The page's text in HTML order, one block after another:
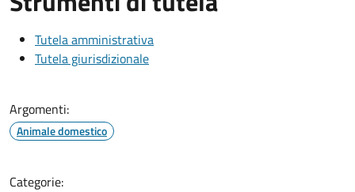
Tutela amministrativa
Tutela giurisdizionale
Argomenti:
Animale domestico
Categorie: